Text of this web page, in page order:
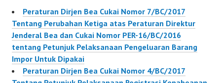
Peraturan Dirjen Bea Cukai Nomor 7/BC/2017
Tentang Perubahan Ketiga atas Peraturan Direktur
Jenderal Bea dan Cukai Nomor PER-16/BC/2016
tentang Petunjuk Pelaksanaan Pengeluaran Barang
Impor Untuk Dipakai
Peraturan Dirjen Bea Cukai Nomor 4/BC/2017